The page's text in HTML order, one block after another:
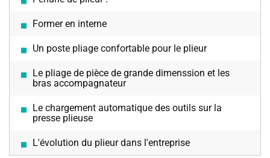
Former en interne
Un poste pliage confortable pour le plieur
Le pliage de pièce de grande dimenssion et les
bras accompagnateur
Le chargement automatique des outils sur la
presse plieuse
L'évolution du plieur dans l'entreprise